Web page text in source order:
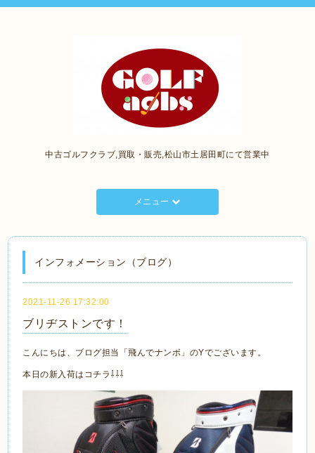
中古ゴルフクラブ,買取・販売,松山市土居田町にて営業中
メニュー
インフォメーション（ブログ）
2021-11-26 17:32:00
ブリヂストンです！
こんにちは、ブログ担当「飛んでナンボ」のYでございます。
本日の新入荷はコチラ⇩⇩⇩